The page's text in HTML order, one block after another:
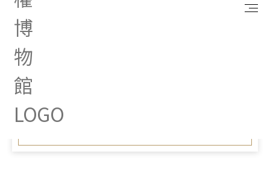
Feb 07, 2024 |
文化力─海洋文化領航計
畫」徵集案，歡迎踴躍申請